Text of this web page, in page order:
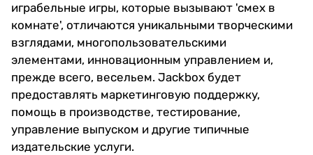
играбельные игры, которые вызывают 'смех в
комнате', отличаются уникальными творческими
взглядами, многопользовательскими
элементами, инновационным управлением и,
прежде всего, весельем. Jackbox будет
предоставлять маркетинговую поддержку,
помощь в производстве, тестирование,
управление выпуском и другие типичные
издательские услуги.